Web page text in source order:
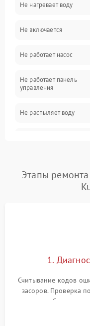
Датчики
Нагрев
Вода
Гигиена
Программное
Не нагревает воду
Не включается
Не работает насос
Не работает панель
управления
Не распыляет воду
Проблемы с набором
воды
циркуляционным
Этапы
1.
Считывание кодов
засоров. Проверка
жалоб на
разбрызгивателей